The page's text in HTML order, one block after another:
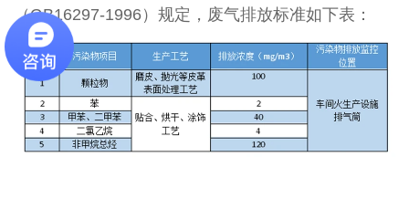
（GB16297-1996）规定，废气排放标准如下表：